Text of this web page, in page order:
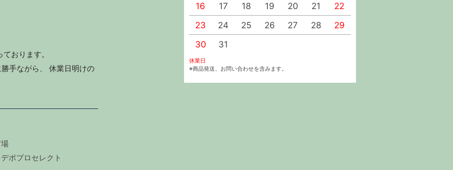
おります。
手ながら、 休業日明けの
ポプロセレクト
16
17 18 19 20 21
22
23
24 25 26 27 28
29
30
31
休業日
※商品発送、お問い合わせを含みます。